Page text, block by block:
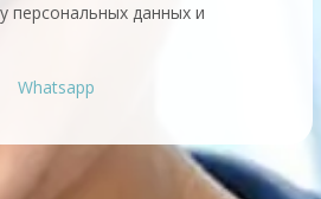
персональных данных и
Whatsapp